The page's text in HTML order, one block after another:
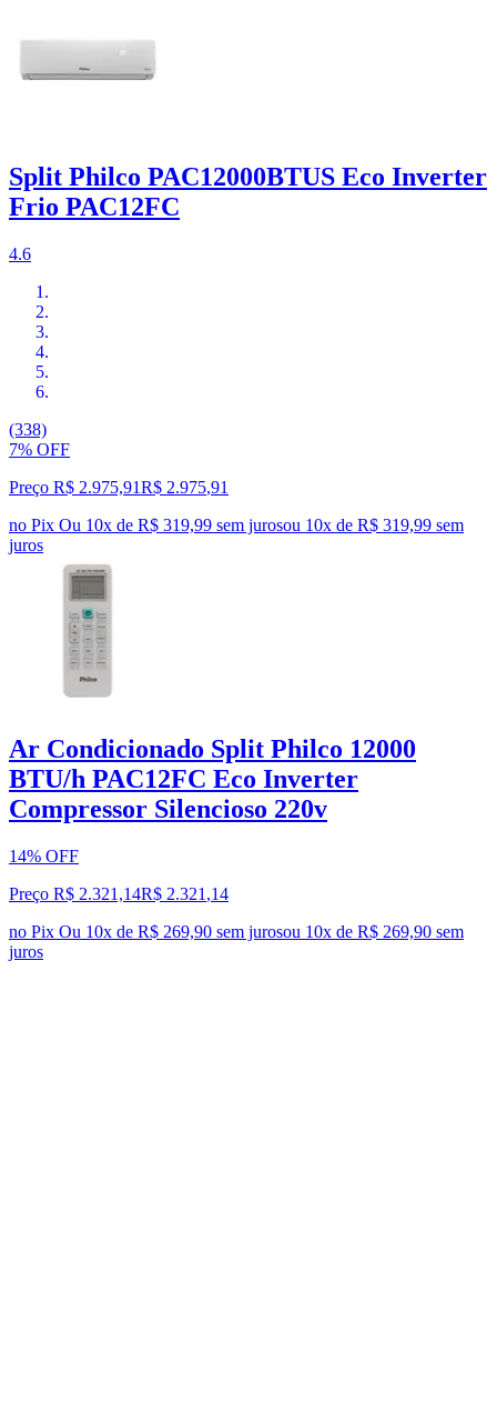
Split Philco PAC12000BTUS Eco Inverter
Frio PAC12FC
4.6
(338)
7% OFF
Preço R$ 2.975,91R$ 2.975,91
no Pix Ou 10x de R$ 319,99 sem jurosou 10x de R$ 319,99 sem
juros
Ar Condicionado Split Philco 12000
BTU/h PAC12FC Eco Inverter
Compressor Silencioso 220v
14% OFF
Preço R$ 2.321,14R$ 2.321 ,14
no Pix Ou 10x de R$ 269,90 sem jurosou 10x de R$ 269,90 sem
juros